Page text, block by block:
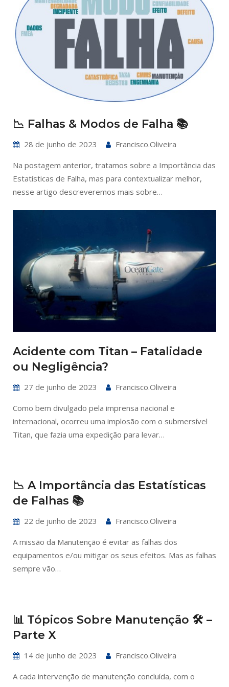
📉 Falhas & Modos de Falha 📚
28 de junho de 2023 Francisco.oliveira
Na postagem anterior, tratamos sobre a Importância das
Estatísticas de Falha, mas para contextualizar melhor,
nesse artigo descreveremos mais sobre…
Acidente com Titan – Fatalidade
ou Negligência?
27 de junho de 2023 Francisco.oliveira
Como bem divulgado pela imprensa nacional e
internacional, ocorreu uma implosão com o submersível
Titan, que fazia uma expedição para levar…
📉 A Importância das Estatísticas
de Falhas 📚
22 de junho de 2023 Francisco.oliveira
A missão da Manutenção é evitar as falhas dos
equipamentos e/ou mitigar os seus efeitos. Mas as falhas
sempre vão…
📊 Tópicos Sobre Manutenção 🛠️ –
Parte X
14 de junho de 2023 Francisco.oliveira
A cada intervenção de manutenção concluída, com o